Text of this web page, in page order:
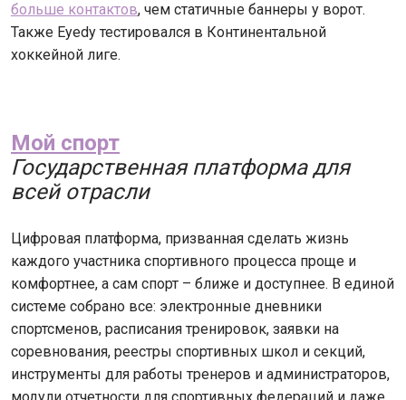
больше контактов, чем статичные баннеры у ворот.
Также Eyedy тестировался в Континентальной
хоккейной лиге.
Мой спорт
Государственная платформа для
всей отрасли
Цифровая платформа, призванная сделать жизнь
каждого участника спортивного процесса проще и
комфортнее, а сам спорт – ближе и доступнее. В единой
системе собрано все: электронные дневники
спортсменов, расписания тренировок, заявки на
соревнования, реестры спортивных школ и секций,
инструменты для работы тренеров и администраторов,